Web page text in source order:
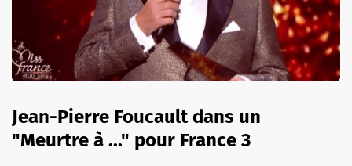
Jean-Pierre Foucault dans un
"Meurtre à ..." pour France 3